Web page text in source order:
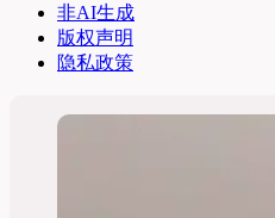
非AI生成
版权声明
隐私政策